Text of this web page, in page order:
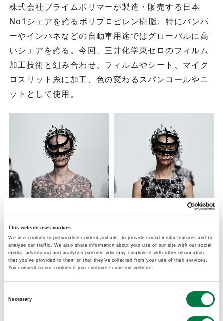
This website uses cookies
We use cookies to personalise content and ads, to provide social media features and to
analyse our traffic. We also share information about your use of our site with our social
media, advertising and analytics partners who may combine it with other information
that you’ve provided to them or that they’ve collected from your use of their services.
You consent to our cookies if you continue to use our website.
Necessary
株式会社プライムポリマーが製造・販売する日本
No1シェアを誇るポリプロピレン樹脂。特にバンパ
ーやインパネなどの自動車用途ではグローバルに高
いシェアを誇る。今回、三井化学東セロのフィルム
加工技術と組み合わせ、フィルムやシート、マイク
ロスリット糸に加工、色の変わるスパンコールやニ
ットとして使用。